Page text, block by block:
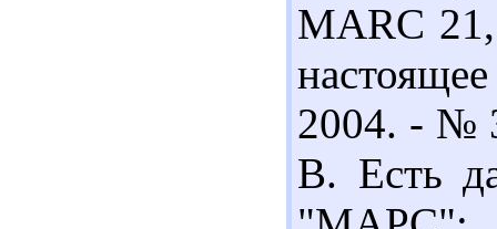
MARC
2004. - №
В. Есть